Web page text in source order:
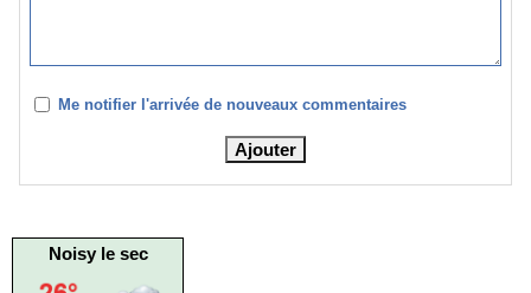
Me notifier l'arrivée de nouveaux commentaires
Noisy le sec